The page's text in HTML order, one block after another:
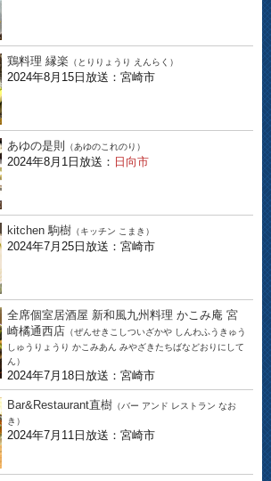
鶏料理 縁楽 （とりりょうり えんらく）
2024年8月15日放送：宮崎市
あゆの是則 （あゆのこれのり）
2024年8月1日放送： 日向市
kitchen 駒樹 （キッチン こまき）
2024年7月25日放送：宮崎市
全席個室居酒屋 新和風九州料理 かこみ庵 宮
崎橘通西店 （ぜんせきこしついざかや しんわふうきゅう
しゅうりょうり かこみあん みやざきたちばなどおりにして
ん）
2024年7月18日放送：宮崎市
Bar&Restaurant直樹 （バー アンド レストラン なお
き）
2024年7月11日放送：宮崎市